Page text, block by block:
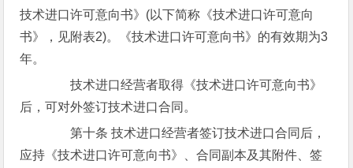
技术进口许可意向书》(以下简称《技术进口许可意向
书》，见附表2)。《技术进口许可意向书》的有效期为3
年。
技术进口经营者取得《技术进口许可意向书》
后，可对外签订技术进口合同。
第十条 技术进口经营者签订技术进口合同后，
应持《技术进口许可意向书》、合同副本及其附件、签